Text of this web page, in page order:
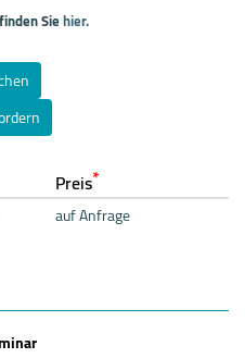
Siehier.
Preis*
auf Anfrage